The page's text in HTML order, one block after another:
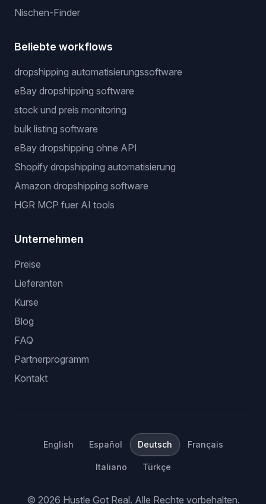
Nischen-Finder
Beliebte workflows
dropshipping automatisierungssoftware
eBay dropshipping software
stock und preis monitoring
bulk listing software
eBay dropshipping ohne API
Shopify dropshipping automatisierung
Amazon dropshipping software
HGR MCP fuer AI tools
Unternehmen
Preise
Lieferanten
Kurse
Blog
FAQ
Partnerprogramm
Kontakt
English Español Deutsch Français
Italiano Türkçe
© 2026 Hustle Got Real. Alle Rechte vorbehalten.